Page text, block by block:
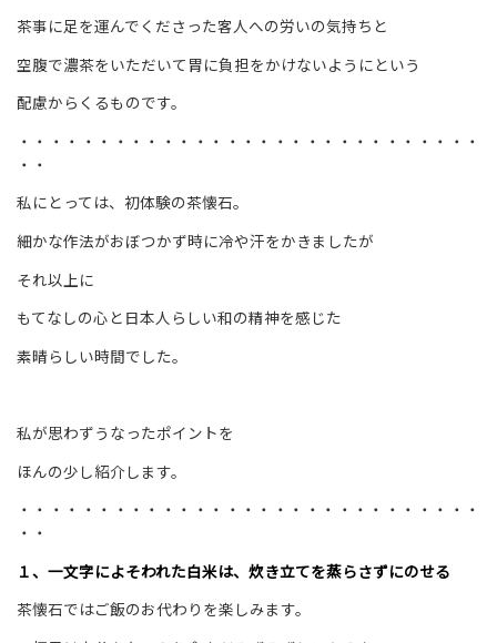
茶事に足を運んでくださった客人への労いの気持ちと
空腹で濃茶をいただいて胃に負担をかけないようにという
配慮からくるものです。
・・・・・・・・・・・・・・・・・・・・・・・・・・・・・
・・
私にとっては、初体験の茶懐石。
細かな作法がおぼつかず時に冷や汗をかきましたが
それ以上に
もてなしの心と日本人らしい和の精神を感じた
素晴らしい時間でした。
私が思わずうなったポイントを
ほんの少し紹介します。
・・・・・・・・・・・・・・・・・・・・・・・・・・・・・
・・
１、一文字によそわれた白米は、炊き立てを蒸らさずにのせる
茶懐石ではご飯のお代わりを楽しみます。